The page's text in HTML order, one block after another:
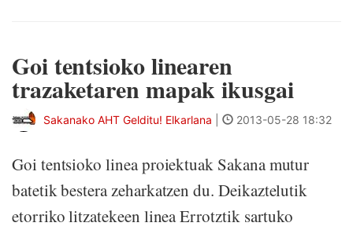
Goi tentsioko linearen
trazaketaren mapak ikusgai
Sakanako AHT Gelditu! Elkarlana 2013-05-28 18:32
Goi tentsioko linea proiektuak Sakana mutur
batetik bestera zeharkatzen du. Deikaztelutik
etorriko litzatekeen linea Errotztik sartuko